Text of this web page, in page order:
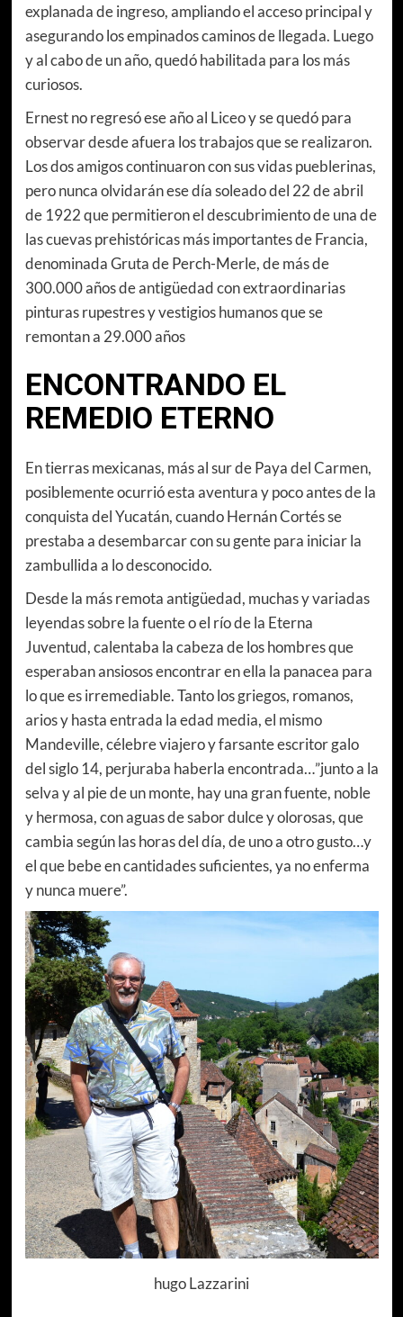
explanada de ingreso, ampliando el acceso principal y
asegurando los empinados caminos de llegada. Luego
y al cabo de un año, quedó habilitada para los más
curiosos.
Ernest no regresó ese año al Liceo y se quedó para
observar desde afuera los trabajos que se realizaron.
Los dos amigos continuaron con sus vidas pueblerinas,
pero nunca olvidarán ese día soleado del 22 de abril
de 1922 que permitieron el descubrimiento de una de
las cuevas prehistóricas más importantes de Francia,
denominada Gruta de Perch-Merle, de más de
300.000 años de antigüedad con extraordinarias
pinturas rupestres y vestigios humanos que se
remontan a 29.000 años
ENCONTRANDO EL
REMEDIO ETERNO
En tierras mexicanas, más al sur de Paya del Carmen,
posiblemente ocurrió esta aventura y poco antes de la
conquista del Yucatán, cuando Hernán Cortés se
prestaba a desembarcar con su gente para iniciar la
zambullida a lo desconocido.
Desde la más remota antigüedad, muchas y variadas
leyendas sobre la fuente o el río de la Eterna
Juventud, calentaba la cabeza de los hombres que
esperaban ansiosos encontrar en ella la panacea para
lo que es irremediable. Tanto los griegos, romanos,
arios y hasta entrada la edad media, el mismo
Mandeville, célebre viajero y farsante escritor galo
del siglo 14, perjuraba haberla encontrada…”junto a la
selva y al pie de un monte, hay una gran fuente, noble
y hermosa, con aguas de sabor dulce y olorosas, que
cambia según las horas del día, de uno a otro gusto…y
el que bebe en cantidades suficientes, ya no enferma
y nunca muere”.
hugo Lazzarini